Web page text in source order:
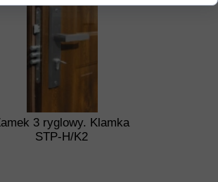
3 ryglowy. Klamka
STP-H/K2